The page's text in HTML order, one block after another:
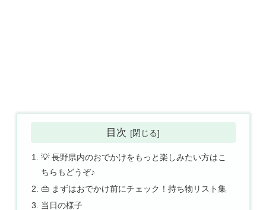
目次
💡 長野県内のおでかけをもっと楽しみたい方はこ
ちらもどうぞ♪
👜 まずはおでかけ前にチェック！持ち物リスト集
当日の様子